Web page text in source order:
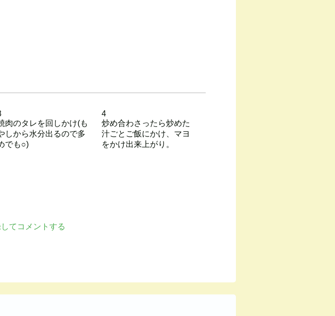
肉のタレを回しかけ(も
しから水分出るので多
でも○)
4
炒め合わさったら炒めた
汁ごとご飯にかけ、マヨ
をかけ出来上がり。
てコメントする